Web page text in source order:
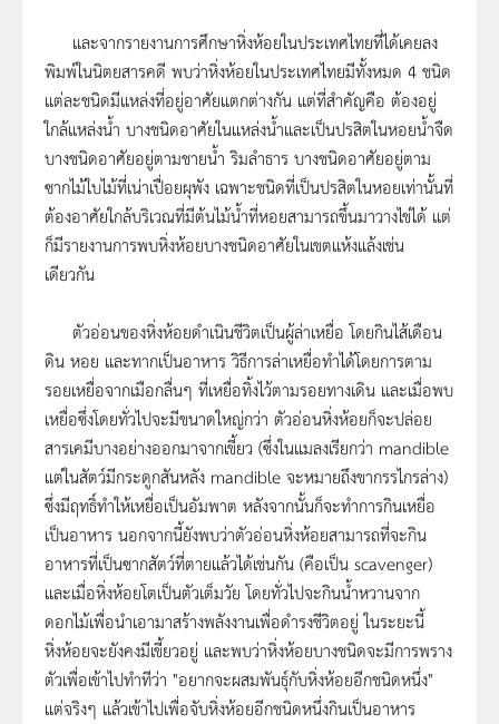
และจากรายงานการศึกษาหิ่งห้อยในประเทศไทยที่ได้เคยลง
พิมพ์ในนิตยสารคดี พบว่าหิ่งห้อยในประเทศไทยมีทั้งหมด 4 ชนิด
แต่ละชนิดมีแหล่งที่อยู่อาศัยแตกต่างกัน แต่ที่สำคัญคือ ต้องอยู่
ใกล้แหล่งน้ำ บางชนิดอาศัยในแหล่งน้ำและเป็นปรสิตในหอยน้ำจืด
บางชนิดอาศัยอยู่ตามชายน้ำ ริมลำธาร บางชนิดอาศัยอยู่ตาม
ซากไม้ใบไม้ที่เน่าเปื่อยผุพัง เฉพาะชนิดที่เป็นปรสิตในหอยเท่านั้นที่
ต้องอาศัยใกล้บริเวณที่มีต้นไม้น้ำที่หอยสามารถขึ้นมาวางไข่ได้ แต่
ก็มีรายงานการพบหิ่งห้อยบางชนิดอาศัยในเขตแห้งแล้งเช่น
เดียวกัน
ตัวอ่อนของหิ่งห้อยดำเนินชีวิตเป็นผู้ล่าเหยื่อ โดยกินไส้เดือน
ดิน หอย และทากเป็นอาหาร วิธีการล่าเหยื่อทำได้โดยการตาม
รอยเหยื่อจากเมือกลื่นๆ ที่เหยื่อทิ้งไว้ตามรอยทางเดิน และเมื่อพบ
เหยื่อซึ่งโดยทั่วไปจะมีขนาดใหญ่กว่า ตัวอ่อนหิ่งห้อยก็จะปล่อย
สารเคมีบางอย่างออกมาจากเขี้ยว (ซึ่งในแมลงเรียกว่า mandible
แต่ในสัตว์มีกระดูกสันหลัง mandible จะหมายถึงขากรรไกรล่าง)
ซึ่งมีฤทธิ์ทำให้เหยื่อเป็นอัมพาต หลังจากนั้นก็จะทำการกินเหยื่อ
เป็นอาหาร นอกจากนี้ยังพบว่าตัวอ่อนหิ่งห้อยสามารถที่จะกิน
อาหารที่เป็นซากสัตว์ที่ตายแล้วได้เช่นกัน (คือเป็น scavenger)
และเมื่อหิ่งห้อยโตเป็นตัวเต็มวัย โดยทั่วไปจะกินน้ำหวานจาก
ดอกไม้เพื่อนำเอามาสร้างพลังงานเพื่อดำรงชีวิตอยู่ ในระยะนี้
หิ่งห้อยจะยังคงมีเขี้ยวอยู่ และพบว่าหิ่งห้อยบางชนิดจะมีการพราง
ตัวเพื่อเข้าไปทำทีว่า "อยากจะผสมพันธุ์กับหิ่งห้อยอีกชนิดหนึ่ง"
แต่จริงๆ แล้วเข้าไปเพื่อจับหิ่งห้อยอีกชนิดหนึ่งกินเป็นอาหาร